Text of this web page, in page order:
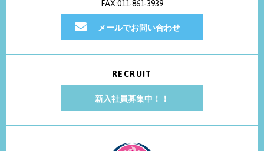
FAX:011-861-3939
メールでお問い合わせ
RECRUIT
新入社員募集中！！